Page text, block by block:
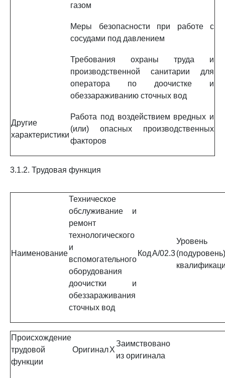
газом
Меры безопасности при работе с
сосудами под давлением
Требования охраны труда и
производственной санитарии для
оператора по доочистке и
обеззараживанию сточных вод
Другие
характеристики
Работа под воздействием вредных и
(или) опасных производственных
факторов
3.1.2. Трудовая функция
Наименование
Техническое
обслуживание и
ремонт
технологического
и
вспомогательного
оборудования
доочистки и
обеззараживания
сточных вод
КодA/02.3
Уровень
(подуровень)
Происхождение
трудовой
функции
ОригиналX
Заимствовано
из оригинала